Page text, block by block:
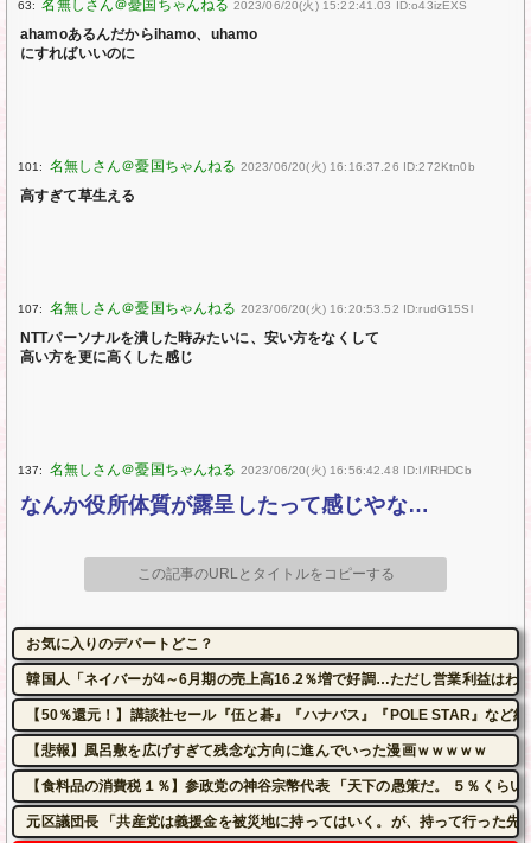
63: 2023/06/20(火) 15:22:41.03 ID:o43izEXS
ahamoあるんだからihamo、uhamo
にすればいいのに
101: 2023/06/20(火) 16:16:37.26 ID:272Ktn0b
高すぎて草生える
107: 2023/06/20(火) 16:20:53.52 ID:rudG15Sl
NTTパーソナルを潰した時みたいに、安い方をなくして
高い方を更に高くした感じ
137: 2023/06/20(火) 16:56:42.48 ID:I/IRHDCb
なんか役所体質が露呈したって感じやな…
この記事のURLとタイトルをコピーする
お気に入りのデパートどこ？
韓国人「ネイバーが4～6月期の売上高16.2％増で好調…ただし営業利益はわ
【50％還元！】講談社セール『伍と碁』『ハナバス』『POLE STAR』など
【悲報】風呂敷を広げすぎて残念な方向に進んでいった漫画ｗｗｗｗｗ
【食料品の消費税１％】参政党の神谷宗幣代表 「天下の愚策だ。 ５％くら
元区議団長 「共産党は義援金を被災地に持ってはいく。が、持って行った先